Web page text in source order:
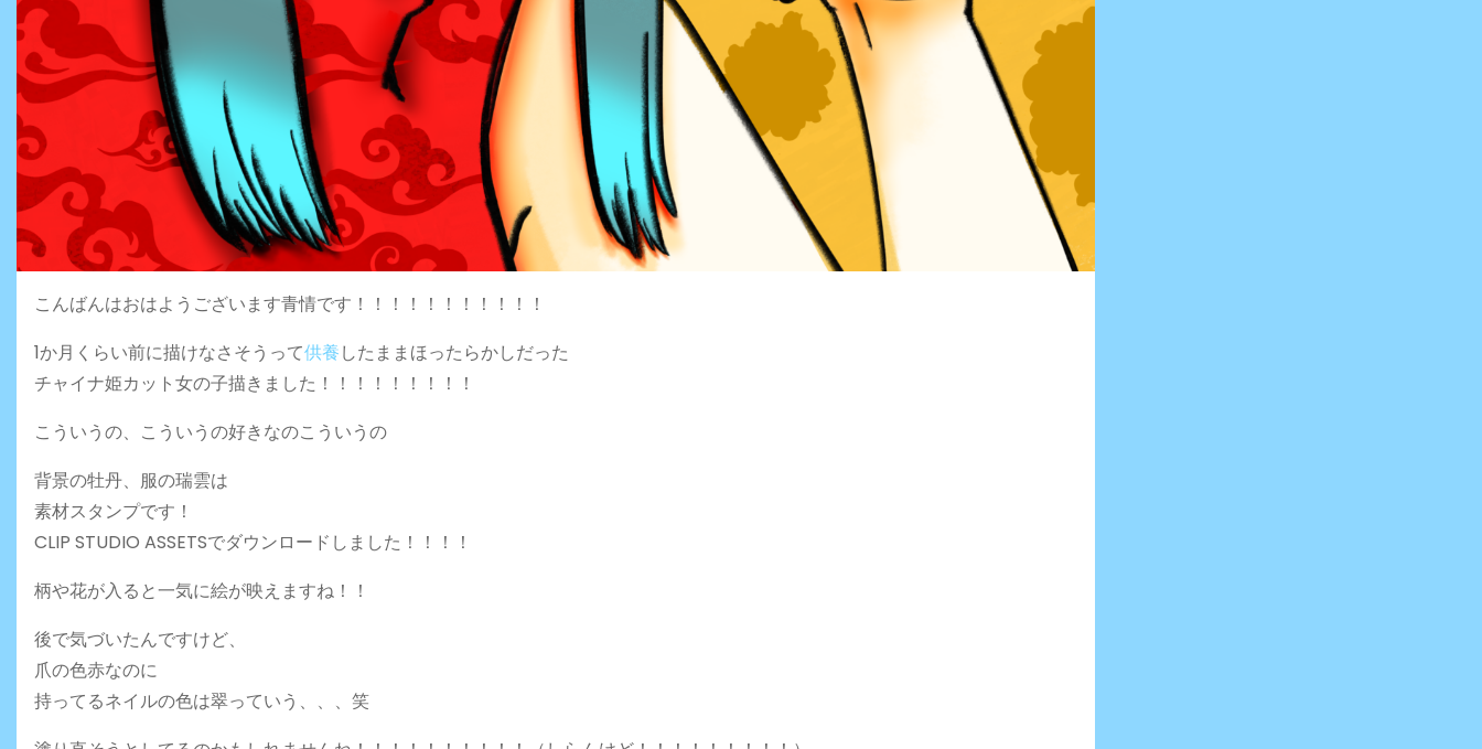
こんばんはおはようございます青情です！！！！！！！！！！！
1か月くらい前に描けなさそうって供養したままほったらかしだった
チャイナ姫カット女の子描きました！！！！！！！！！
こういうの、こういうの好きなのこういうの
背景の牡丹、服の瑞雲は
素材スタンプです！
CLIP STUDIO ASSETSでダウンロードしました！！！！
柄や花が入ると一気に絵が映えますね！！
後で気づいたんですけど、
爪の色赤なのに
持ってるネイルの色は翠っていう、、、笑